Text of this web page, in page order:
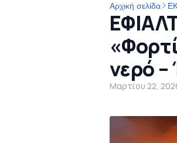
Αρχική σελίδα
νερό –
Μαρτίου 22,